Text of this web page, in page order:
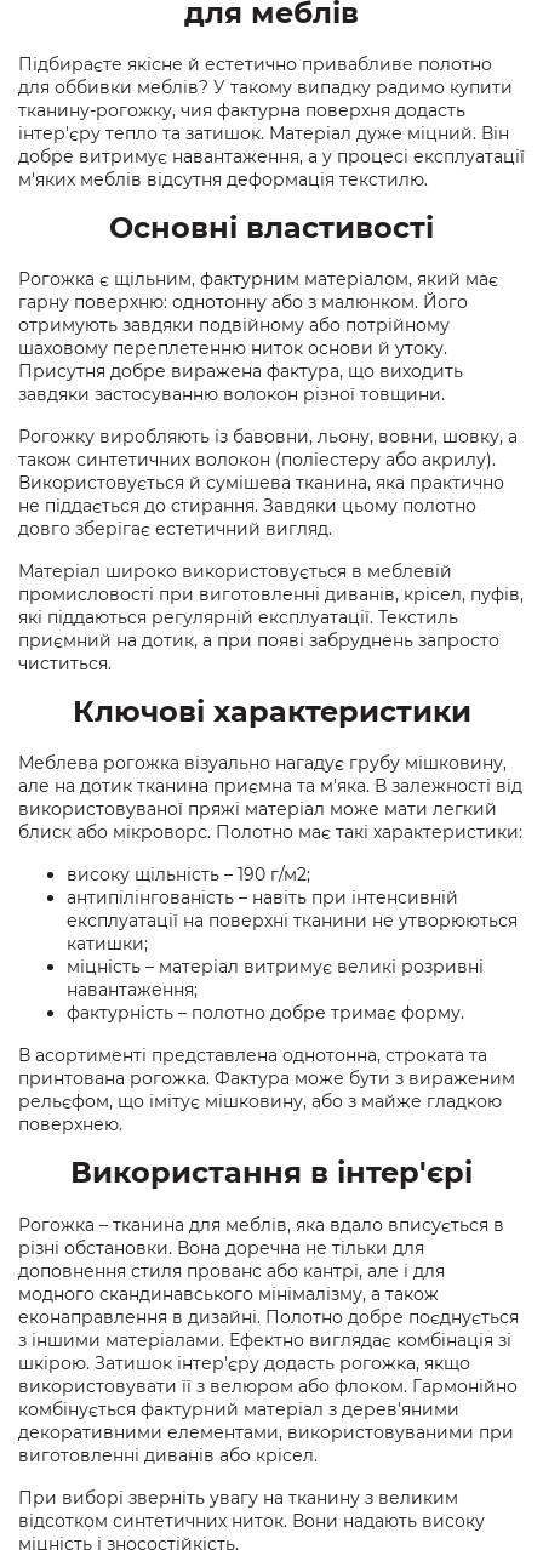
для меблів
Підбираєте якісне й естетично привабливе полотно
для оббивки меблів? У такому випадку радимо купити
тканину-рогожку, чия фактурна поверхня додасть
інтер'єру тепло та затишок. Матеріал дуже міцний. Він
добре витримує навантаження, а у процесі експлуатації
м'яких меблів відсутня деформація текстилю.
Основні властивості
Рогожка є щільним, фактурним матеріалом, який має
гарну поверхню: однотонну або з малюнком. Його
отримують завдяки подвійному або потрійному
шаховому переплетенню ниток основи й утоку.
Присутня добре виражена фактура, що виходить
завдяки застосуванню волокон різної товщини.
Рогожку виробляють із бавовни, льону, вовни, шовку, а
також синтетичних волокон (поліестеру або акрилу).
Використовується й сумішева тканина, яка практично
не піддається до стирання. Завдяки цьому полотно
довго зберігає естетичний вигляд.
Матеріал широко використовується в меблевій
промисловості при виготовленні диванів, крісел, пуфів,
які піддаються регулярній експлуатації. Текстиль
приємний на дотик, а при появі забруднень запросто
чиститься.
Ключові характеристики
Меблева рогожка візуально нагадує грубу мішковину,
але на дотик тканина приємна та м'яка. В залежності від
використовуваної пряжі матеріал може мати легкий
блиск або мікроворс. Полотно має такі характеристики:
високу щільність – 190 г/м2;
антипілінгованість – навіть при інтенсивній
експлуатації на поверхні тканини не утворюються
катишки;
міцність – матеріал витримує великі розривні
навантаження;
фактурність – полотно добре тримає форму.
В асортименті представлена ​​однотонна, строката та
принтована рогожка. Фактура може бути з вираженим
рельєфом, що імітує мішковину, або з майже гладкою
поверхнею.
Використання в інтер'єрі
Рогожка – тканина для меблів, яка вдало вписується в
різні обстановки. Вона доречна не тільки для
доповнення стиля прованс або кантрі, але і для
модного скандинавського мінімалізму, а також
еконаправлення в дизайні. Полотно добре поєднується
з іншими матеріалами. Ефектно виглядає комбінація зі
шкірою. Затишок інтер'єру додасть рогожка, якщо
використовувати її з велюром або флоком. Гармонійно
комбінується фактурний матеріал з дерев'яними
декоративними елементами, використовуваними при
виготовленні диванів або крісел.
При виборі зверніть увагу на тканину з великим
відсотком синтетичних ниток. Вони надають високу
міцність і зносостійкість.